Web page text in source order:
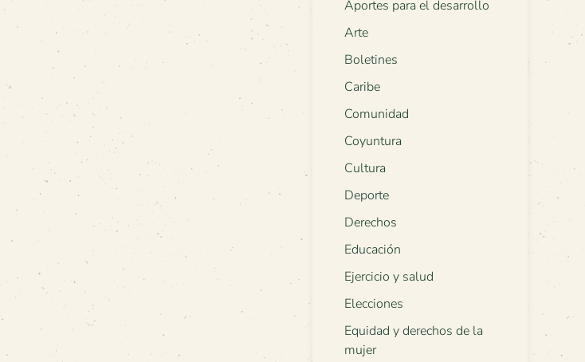
Aportes para el desarrollo
Arte
Boletines
Caribe
Comunidad
Coyuntura
Cultura
Deporte
Derechos
Educación
Ejercicio y salud
Elecciones
Equidad y derechos de la
mujer